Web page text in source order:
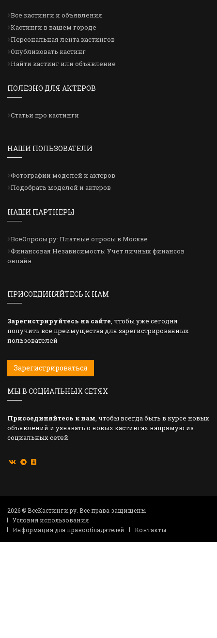
Все кастинги и объявления
Кастинги в вашем городе
Персональная лента кастингов
Опубликовать кастинг
Найти кастинг или объявление
ПОЛЕЗНО ДЛЯ АКТЕРОВ
Статьи про кастинги
НАШИ ПОЛЬЗОВАТЕЛИ
Фотографии моделей и актеров
Подобрать моделей и актеров
НАШИ ПАРТНЕРЫ
ВсеОпросы.ру: Платные опросы в Москве
Финансовая Независимость: Учет личных финансов
онлайн
ПРИСОЕДИНЯЙТЕСЬ К НАМ
Зарегистрируйтесь на сайте, чтобы уже сегодня
получить все преимущества для зарегистрированных
пользователей
Зарегистрироваться
МЫ В СОЦИАЛЬНЫХ СЕТЯХ
Присоединяйтесь к нам, чтобы всегда быть в курсе новых
объявлений и узнавать о новых кастингах напрямую из
социальных сетей
2026 © ВсеКастинги.ру. Все права защищены
Условия использования
Информация для правообладателей
Контакты